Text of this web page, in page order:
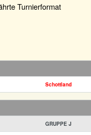
Turnierformat
Schottland
GRUPPE J